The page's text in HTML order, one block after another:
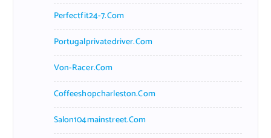
Perfectfit24-7.com
Portugalprivatedriver.com
Von-Racer.com
Coffeeshopcharleston.com
Salon104mainstreet.com